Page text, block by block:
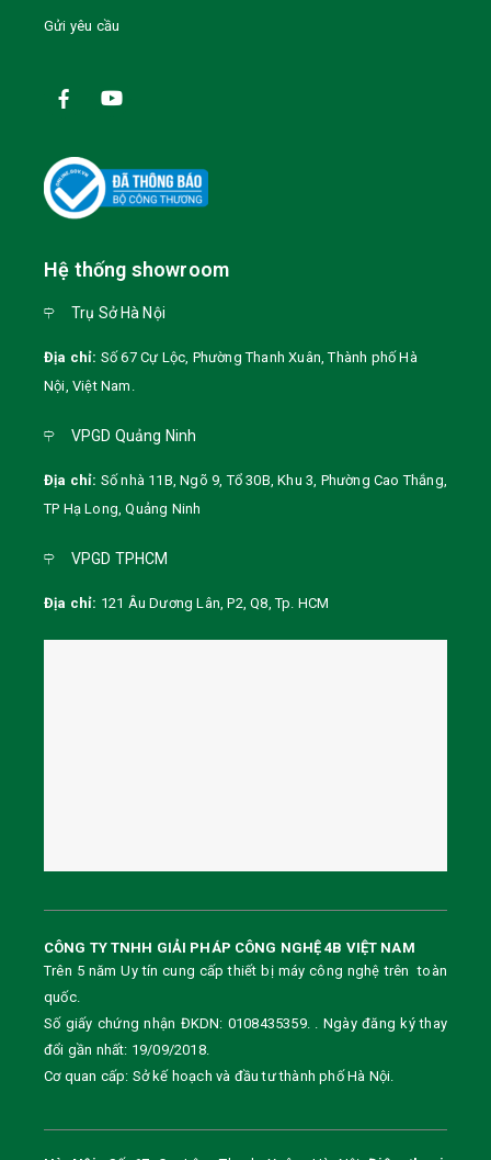
Gửi yêu cầu
Hệ thống showroom
Trụ Sở Hà Nội
Địa chỉ: Số 67 Cự Lộc, Phường Thanh Xuân, Thành phố Hà
Nội Việt Nam
VPGD Quảng Ninh
Địa chỉ: Số nhà 11B, Ngõ 9, Tổ 30B, Khu 3, Phường Cao Thắng,
TP Hạ Long, Quảng Ninh
VPGD TPHCM
Địa chỉ: 121 Âu Dương Lân, P2, Q8, Tp. HCM
CÔNG TY TNHH GIẢI PHÁP CÔNG NGHỆ 4B VIỆT NAM
Trên 5 năm Uy tín cung cấp thiết bị máy công nghệ trên toàn
quốc.
Số giấy chứng nhận ĐKDN: 0108435359. . Ngày đăng ký thay
đổi gần nhất: 19/09/2018.
Cơ quan cấp: Sở kế hoạch và đầu tư thành phố Hà Nội.